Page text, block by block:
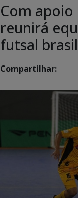
Com
reunirá
futsal
Compartilhar: